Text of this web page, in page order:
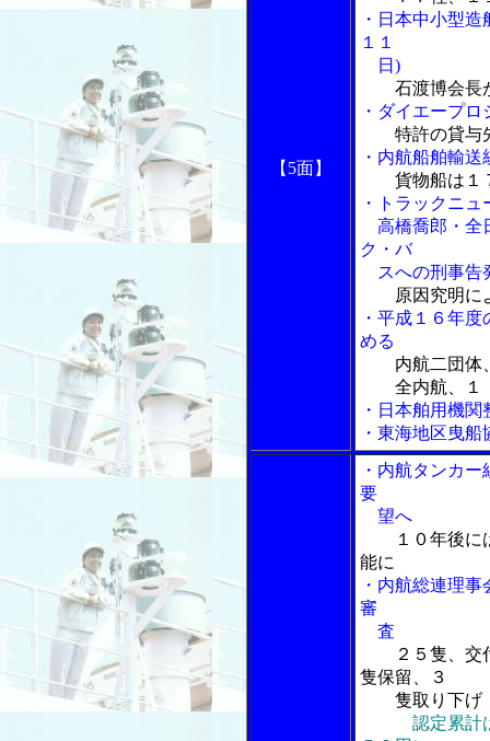
【5面】
・日本中小型
１１
日)
石渡博会長
・ダイエープ
特許の貸与
・内航船舶輸送
貨物船は１
・トラックニュ
高橋喬郎・全
ク・バ
スへの刑事告
原因究明に
・平成１６年
める
内航二団体
全内航、１．
・日本舶用機
・東海地区曳
・内航タンカ
要
望へ
１０年後
能に
・内航総連理
審
査
２５隻、
隻保留、３
隻取り下げ
認定累計